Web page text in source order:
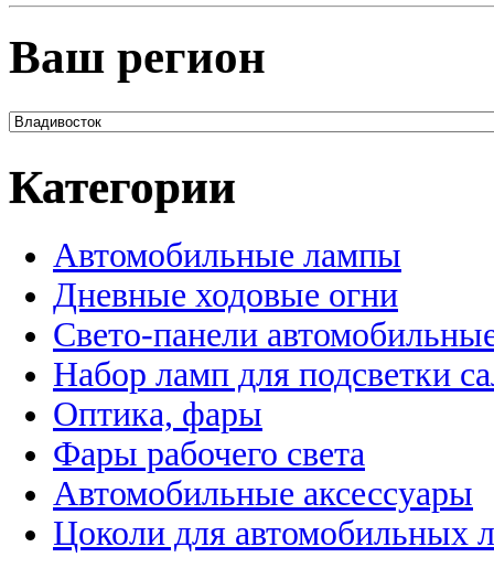
Ваш регион
Категории
Автомобильные лампы
Дневные ходовые огни
Свето-панели
Набор ламп для подсветки
Оптика, фары
Фары рабочего света
Автомобильные аксессуары
Цоколи для автомобильных